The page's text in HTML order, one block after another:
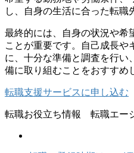
し、自身の生活に合った転職
最終的には、自身の状況や希
ことが重要です。自己成長や
に、十分な準備と調査を行い
備に取り組むことをおすすめ
転職支援サービスに申し込む
転職お役立ち情報 転職エー